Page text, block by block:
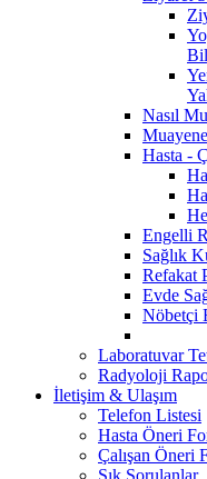
Nasıl
Hasta -
Engelli
Sağlık
Refakat
Evde
Nöbetçi
Laboratuvar
Radyoloji
İletişim & Ulaşım
Telefon Listesi
Hasta Öneri
Çalışan Öneri
Sık Sorulanlar